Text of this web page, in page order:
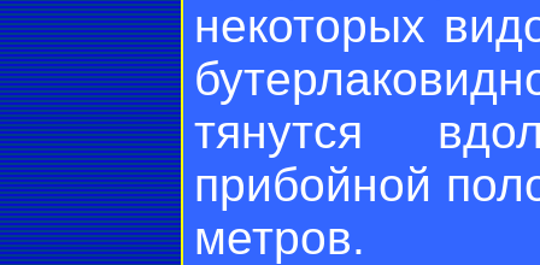
некоторых
тянутся
прибойной
метров.